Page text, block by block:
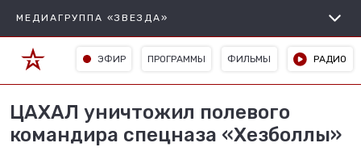
МЕДИАГРУППА «ЗВЕЗДА»
ЭФИР ПРОГРАММЫ ФИЛЬМЫ РАДИО
ЦАХАЛ уничтожил полевого
командира спецназа «Хезболлы»